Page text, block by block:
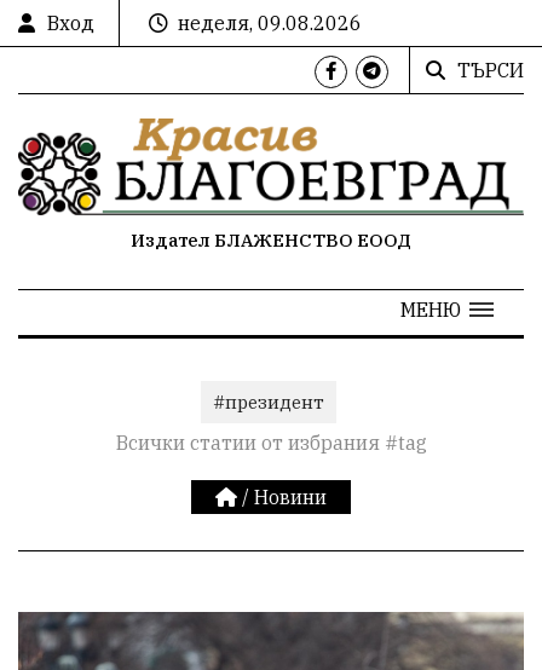
Вход
неделя, 09.08.2026
ТЪРСИ
Издател БЛАЖЕНСТВО ЕООД
МЕНЮ
#президент
Всички статии от избрания #tag
/ Новини